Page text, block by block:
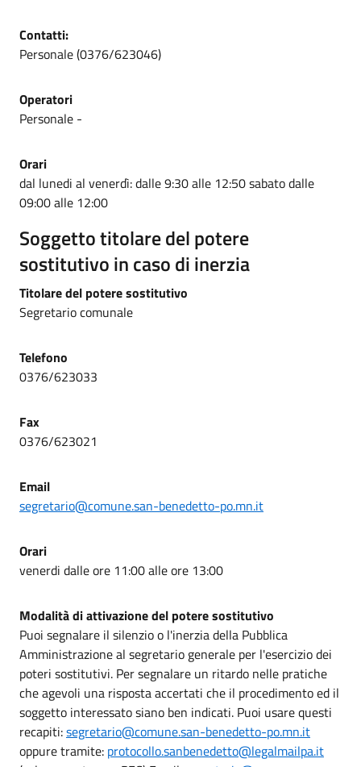
Contatti:
Personale (0376/623046)
Operatori
Personale -
Orari
dal lunedi al venerdì: dalle 9:30 alle 12:50 sabato dalle
09:00 alle 12:00
Soggetto titolare del potere
sostitutivo in caso di inerzia
Titolare del potere sostitutivo
Segretario comunale
Telefono
0376/623033
Fax
0376/623021
Email
segretario@comune.san-benedetto-po.mn.it
Orari
venerdi dalle ore 11:00 alle ore 13:00
Modalità di attivazione del potere sostitutivo
Puoi segnalare il silenzio o l'inerzia della Pubblica
Amministrazione al segretario generale per l'esercizio dei
poteri sostitutivi. Per segnalare un ritardo nelle pratiche
che agevoli una risposta accertati che il procedimento ed il
soggetto interessato siano ben indicati. Puoi usare questi
recapiti:segretario@comune.san-benedetto-po.mn.it
oppure tramite: protocollo.sanbenedetto@legalmailpa.it